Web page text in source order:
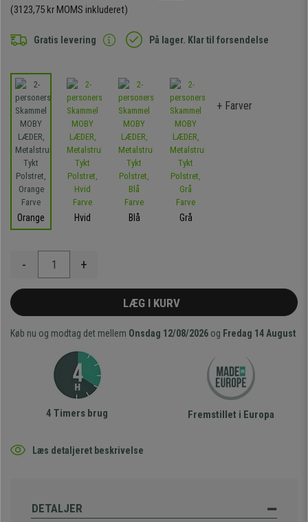
(3123,75 kr MOMS inkluderet)
Gratis levering På lager. Klar til forsendelse
Orange Hvid Blå Grå
+ Farver
- +
LÆG I KURV
Køb nu og modtag det mellem Onsdag 12/08/2026 og Fredag 14 August
4 Timers brug Fremstillet i Europa
Læs detaljeret beskrivelse
DETALJER